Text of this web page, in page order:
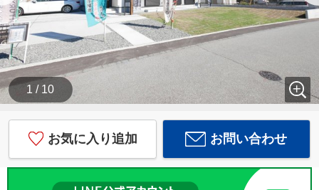
1 / 10
お気に入り追加 お問い合わせ